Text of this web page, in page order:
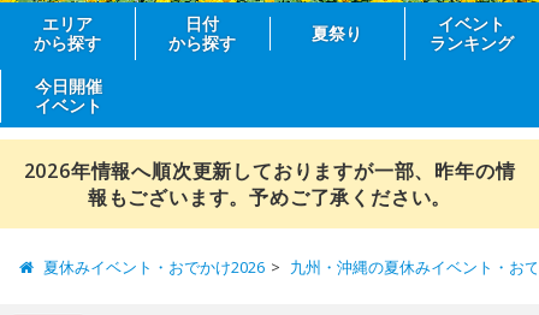
エリア
から探す
日付
から探す
夏祭り
イベント
ランキング
今日開催
イベント
2026年情報へ順次更新しておりますが一部、昨年の情
報もございます。予めご了承ください。
夏休みイベント・おでかけ2026 九州・沖縄の夏休みイベント・お